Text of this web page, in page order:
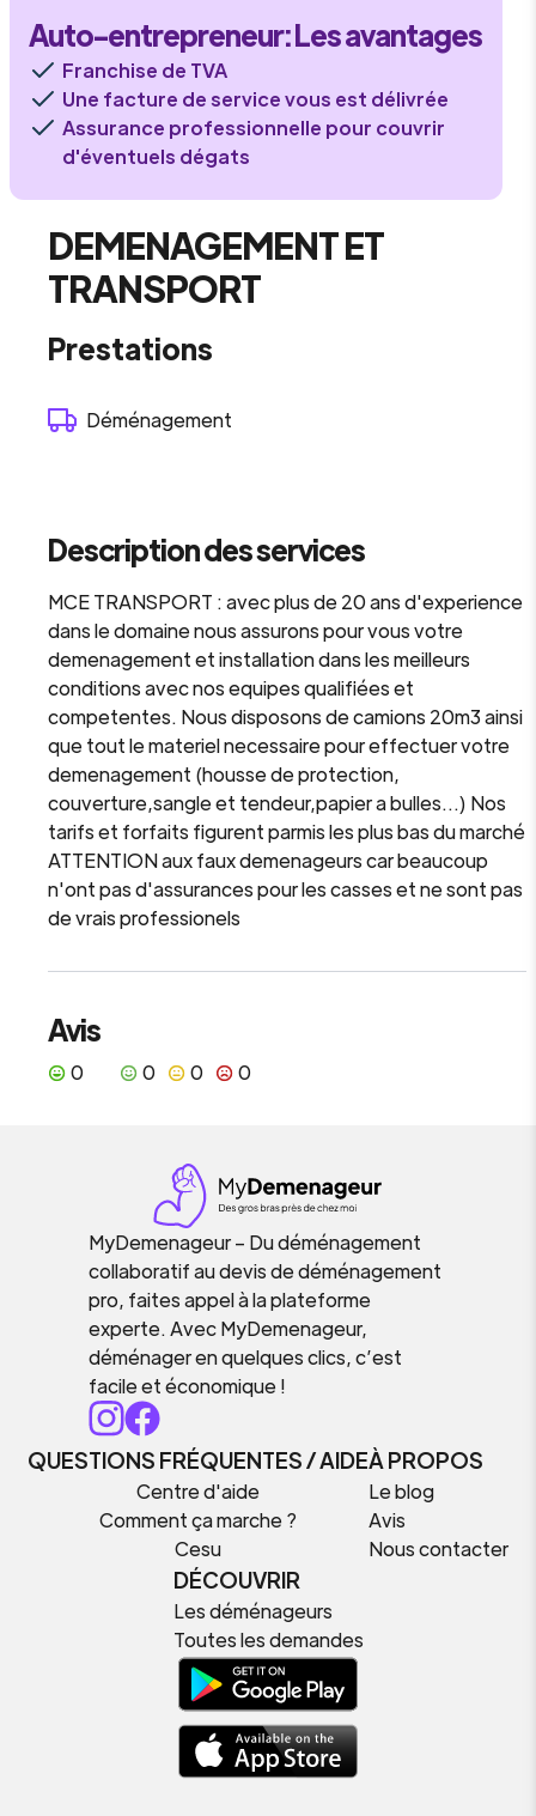
Auto-entrepreneur: Les avantages
Franchise de TVA
Une facture de service vous est délivrée
Assurance professionnelle pour couvrir
d'éventuels dégats
DEMENAGEMENT ET
TRANSPORT
Prestations
Déménagement
Description des services
MCE TRANSPORT : avec plus de 20 ans d'experience
dans le domaine nous assurons pour vous votre
demenagement et installation dans les meilleurs
conditions avec nos equipes qualifiées et
competentes. Nous disposons de camions 20m3 ainsi
que tout le materiel necessaire pour effectuer votre
demenagement (housse de protection,
couverture,sangle et tendeur,papier a bulles...) Nos
tarifs et forfaits figurent parmis les plus bas du marché
ATTENTION aux faux demenageurs car beaucoup
n'ont pas d'assurances pour les casses et ne sont pas
de vrais professionels
Avis
0 0 0 0
MyDemenageur – Du déménagement
collaboratif au devis de déménagement
pro, faites appel à la plateforme
experte. Avec MyDemenageur,
déménager en quelques clics, c’est
facile et économique !
QUESTIONS FRÉQUENTES / AIDE
Centre d'aide
Comment ça marche ?
Cesu
À PROPOS
Le blog
Avis
Nous contacter
DÉCOUVRIR
Les déménageurs
Toutes les demandes